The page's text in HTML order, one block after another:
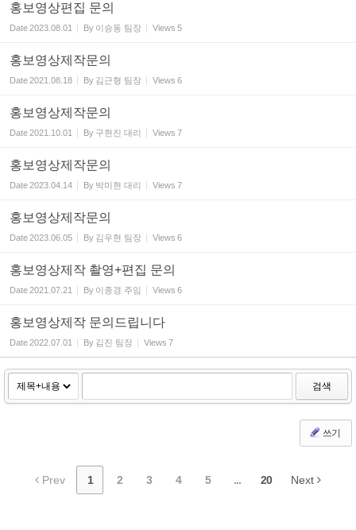
홍보영상편집 문의
Date2023.08.01 By 이승동 팀장 Views 5
홍보영상제작문의
Date2021.08.18 By 김근형 팀장 Views 6
홍보영상제작문의
Date2021.10.01 By 구현진 대리 Views 7
홍보영상제작문의
Date2023.04.14 By 박미현 대리 Views 7
홍보영상제작문의
Date2023.06.05 By 김우현 팀장 Views 6
홍보영상제작 촬영+편집 문의
Date2021.07.21 By 이종경 주임 Views 6
홍보영상제작 문의드립니다
Date2022.07.01 By 김진 팀장 Views 7
검색
쓰기
Prev 1 2 3 4 5 ... 20 Next